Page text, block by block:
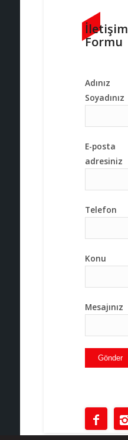
İletişim
Formu
Adınız
Soyadınız
E-posta
adresiniz
Telefon
Konu
Mesajınız